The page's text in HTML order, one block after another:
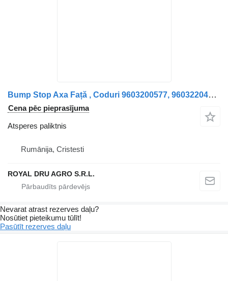
Bump Stop Axa Față , Coduri 9603200577, 9603220409, 9603221109, atsperes paliktnis paredzēts Mercedes-Benz Mercedes kravas automašīnas
Cena pēc pieprasījuma
Atsperes paliktnis
Rumānija, Cristesti
ROYAL DRU AGRO S.R.L.
Nevarat atrast rezerves daļu?
Nosūtiet pieteikumu tūlīt!
Pasūtīt rezerves daļu